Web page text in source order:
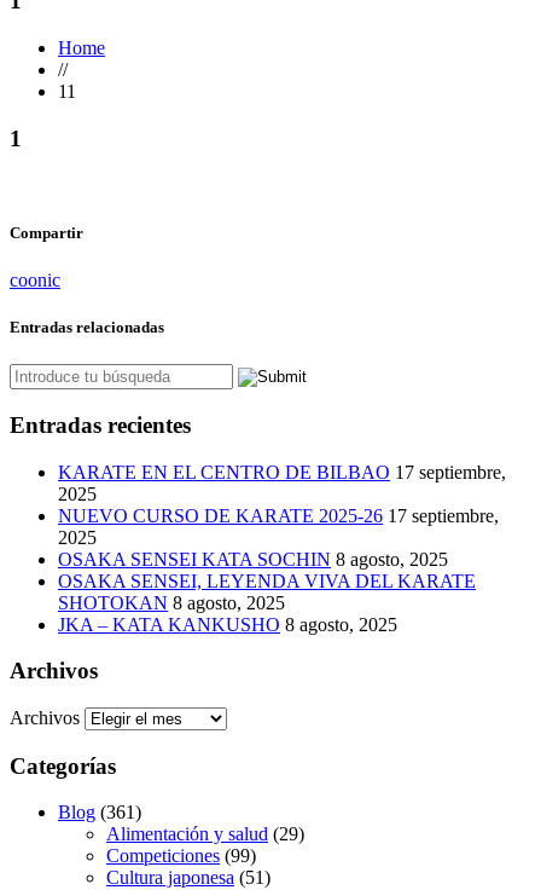
Home
//
11
1
Compartir
coonic
Entradas relacionadas
Entradas recientes
KARATE EN EL CENTRO DE BILBAO 17 septiembre,
2025
NUEVO CURSO DE KARATE 2025-26 17 septiembre,
2025
OSAKA SENSEI KATA SOCHIN 8 agosto, 2025
OSAKA SENSEI, LEYENDA VIVA DEL KARATE
SHOTOKAN 8 agosto, 2025
JKA – KATA KANKUSHO 8 agosto, 2025
Archivos
Archivos
Categorías
Blog (361)
Alimentación y salud (29)
Competiciones (99)
Cultura japonesa (51)